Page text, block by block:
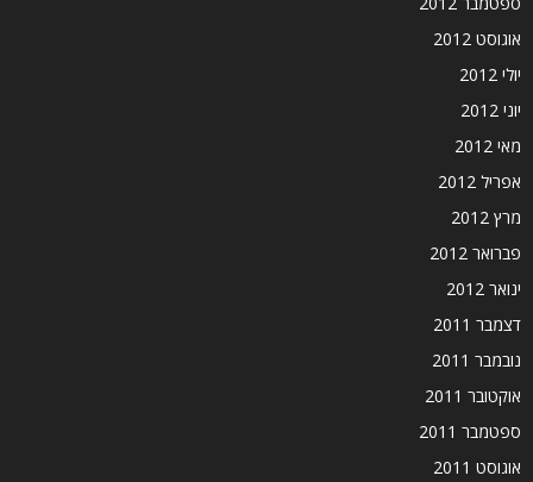
אוגוסט 2012
יולי 2012
יוני 2012
מאי 2012
אפריל 2012
מרץ 2012
פברואר 2012
ינואר 2012
דצמבר 2011
נובמבר 2011
אוקטובר 2011
ספטמבר 2011
אוגוסט 2011